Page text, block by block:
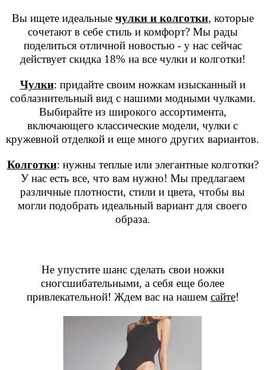
Вы ищете идеальные чулки и колготки, которые
сочетают в себе стиль и комфорт? Мы рады
поделиться отличной новостью - у нас сейчас
действует скидка 18% на все чулки и колготки!
Чулки: придайте своим ножкам изысканный и
соблазнительный вид с нашими модными чулками.
Выбирайте из широкого ассортимента,
включающего классические модели, чулки с
кружевной отделкой и еще много других вариантов.
Колготки: нужны теплые или элегантные колготки?
У нас есть все, что вам нужно! Мы предлагаем
различные плотности, стили и цвета, чтобы вы
могли подобрать идеальный вариант для своего
образа.
Не упустите шанс сделать свои ножки
сногсшибательными, а себя еще более
привлекательной! Ждем вас на нашем сайте!